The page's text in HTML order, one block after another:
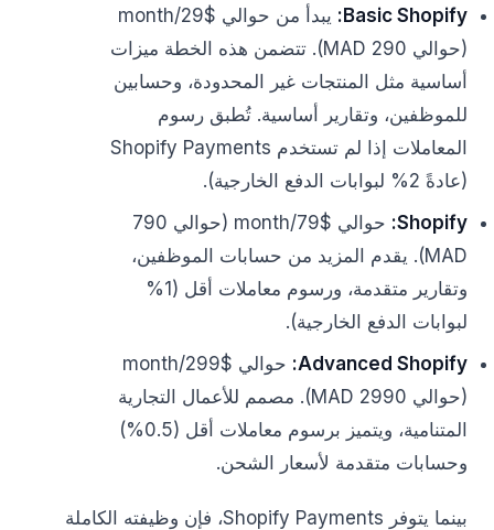
Basic Shopify:
يبدأ من حوالي $29/month
(حوالي 290 MAD). تتضمن هذه الخطة ميزات
أساسية مثل المنتجات غير المحدودة، وحسابين
للموظفين، وتقارير أساسية. تُطبق رسوم
المعاملات إذا لم تستخدم Shopify Payments
(عادةً 2% لبوابات الدفع الخارجية).
Shopify:
حوالي $79/month (حوالي 790
MAD). يقدم المزيد من حسابات الموظفين،
وتقارير متقدمة، ورسوم معاملات أقل (1%
لبوابات الدفع الخارجية).
Advanced Shopify:
حوالي $299/month
(حوالي 2990 MAD). مصمم للأعمال التجارية
المتنامية، ويتميز برسوم معاملات أقل (0.5%)
وحسابات متقدمة لأسعار الشحن.
بينما يتوفر Shopify Payments، فإن وظيفته الكاملة